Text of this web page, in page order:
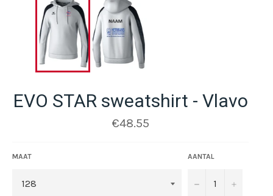
EVO STAR sweatshirt - Vlavo
Normale
prijs
€48.55
MAAT AANTAL
− +